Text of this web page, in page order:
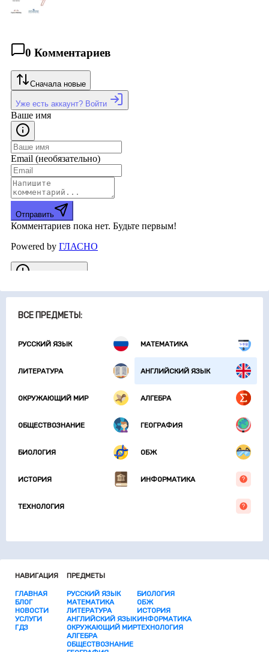
ВСЕ ПРЕДМЕТЫ:
РУССКИЙ ЯЗЫК МАТЕМАТИКА
ЛИТЕРАТУРА АНГЛИЙСКИЙ ЯЗЫК
ОКРУЖАЮЩИЙ МИР АЛГЕБРА
ОБЩЕСТВОЗНАНИЕ ГЕОГРАФИЯ
БИОЛОГИЯ ОБЖ
ИСТОРИЯ ИНФОРМАТИКА
ТЕХНОЛОГИЯ
НАВИГАЦИЯ
ГЛАВНАЯ
БЛОГ
НОВОСТИ
УСЛУГИ
ГДЗ
ПРЕДМЕТЫ
РУССКИЙ ЯЗЫК
МАТЕМАТИКА
ЛИТЕРАТУРА
АНГЛИЙСКИЙ ЯЗЫК
ОКРУЖАЮЩИЙ МИР
АЛГЕБРА
ОБЩЕСТВОЗНАНИЕ
БИОЛОГИЯ
ОБЖ
ИСТОРИЯ
ИНФОРМАТИКА
ТЕХНОЛОГИЯ